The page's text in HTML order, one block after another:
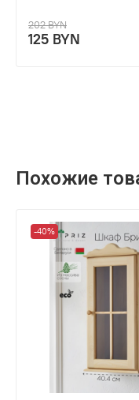
202 BYN
125 BYN
Похожие
-40%